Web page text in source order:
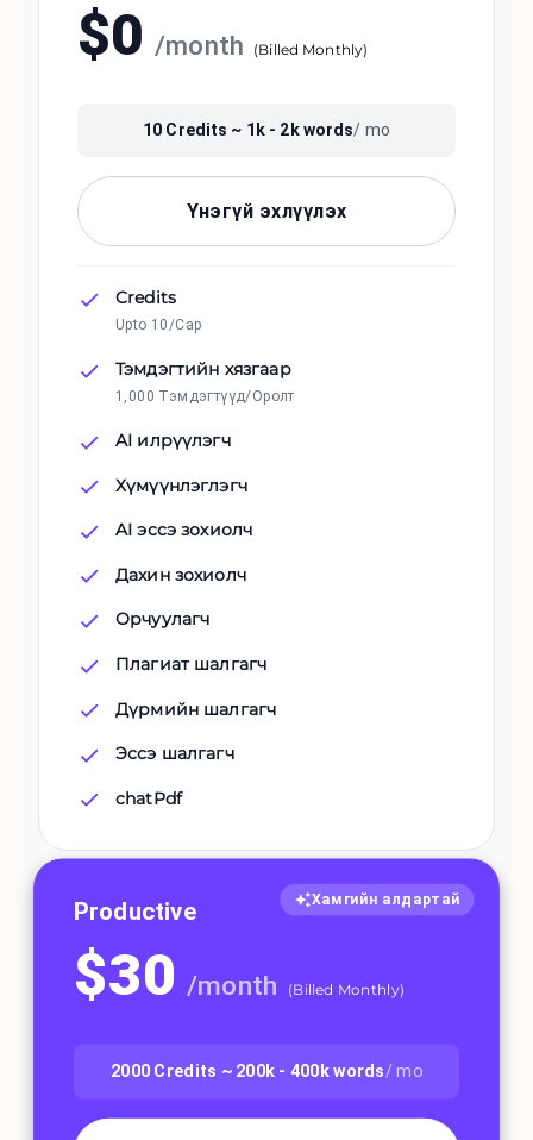
$0 /month (Billed Monthly)
10 Credits ~ 1k - 2kwords/ mo
Үнэгүй эхлүүлэх
Credits
Upto 10/Сар
Тэмдэгтийн хязгаар
1,000 Тэмдэгтүүд/Оролт
AI илрүүлэгч
Хүмүүнлэглэгч
AI эссэ зохиолч
Дахин зохиолч
Орчуулагч
Плагиат шалгагч
Дүрмийн шалгагч
Эссэ шалгагч
chatPdf
Хамгийн алдартай
Productive
$30 /month (Billed Monthly)
2000 Credits ~ 200k - 400kwords/ mo